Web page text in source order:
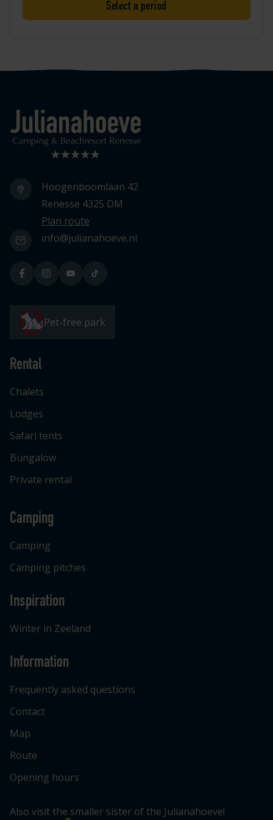
Select a period
Logo Julianahoeve
Hoogenboomlaan 42
Renesse 4325 DM
Plan route
info@julianahoeve.nl
Pet-free park
Rental
Chalets
Lodges
Safari tents
Bungalow
Private rental
Camping
Camping
Camping pitches
Inspiration
Winter in Zeeland
Information
Frequently asked questions
Contact
Map
Route
Opening hours
Also visit the smaller sister of the Julianahoeve!